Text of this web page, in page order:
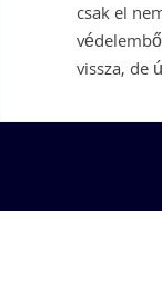
csak el
vissza, de